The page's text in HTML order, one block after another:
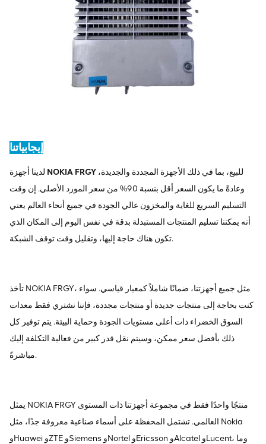
إيجابياتنا
NOKIA FRGY
وعادةً ما يكون السعر أقل بنسبة 90% من سعر المورد الأصلي. إن وقت
التسليم السريع للغاية والمخزون عالي الجودة في جميع أنحاء العالم يعني
أنه يمكننا تسليم المنتجات المستبدلة بدقة في نفس اليوم إلى المكان الذي
تكون هناك حاجة إليها، وتقليل وقت توقف الشبكة.
تأخذ NOKIA FRGY، مثل جميع أجهزتنا، ضمانًا شاملاً كمعيار قياسي. سواء
كنت بحاجة إلى منتجات جديدة أو منتجات مجددة، فإننا نشتري فقط معدات
السوق الخضراء ذات أعلى مستويات الجودة وحماية البيئة. يتم توفير كل
ذلك بأفضل سعر ممكن، وسيتم نقل قدر كبير من فعالية التكلفة إليك
مباشرةً.
يمثل NOKIA FRGY منتجًا واحدًا فقط في مجموعة أجهزتنا ذات المستوى
العالمي. تشتمل المحفظة على أسماء صناعية معروفة جدًا، مثل Nokia
وHuawei وZTE وSiemens وNortel وEricsson وAlcatel وLucent، وما